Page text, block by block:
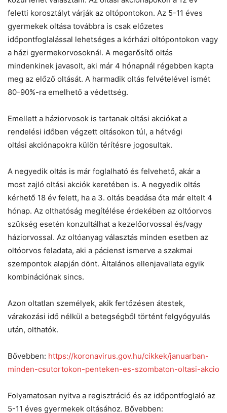
feletti korosztályt várják az oltópontokon. Az 5-11 éves
gyermekek oltása továbbra is csak előzetes
időpontfoglalással lehetséges a kórházi oltópontokon vagy
a házi gyermekorvosoknál. A megerősítő oltás
mindenkinek javasolt, aki már 4 hónapnál régebben kapta
meg az előző oltását. A harmadik oltás felvételével ismét
80-90%-ra emelhető a védettség.
Emellett a háziorvosok is tartanak oltási akciókat a
rendelési időben végzett oltásokon túl, a hétvégi
oltási akciónapokra külön térítésre jogosultak.
A negyedik oltás is már foglalható és felvehető, akár a
most zajló oltási akciók keretében is. A negyedik oltás
kérhető 18 év felett, ha a 3. oltás beadása óta már eltelt 4
hónap. Az olthatóság megítélése érdekében az oltóorvos
szükség esetén konzultálhat a kezelőorvossal és/vagy
háziorvossal. Az oltóanyag választás minden esetben az
oltóorvos feladata, aki a pácienst ismerve a szakmai
szempontok alapján dönt. Általános ellenjavallata egyik
kombinációnak sincs.
Azon oltatlan személyek, akik fertőzésen átestek,
várakozási idő nélkül a betegségből történt felgyógyulás
után, olthatók.
Bővebben: https://koronavirus.gov.hu/cikkek/januarban-
minden-csutortokon-penteken-es-szombaton-oltasi-akcio
Folyamatosan nyitva a regisztráció és az időpontfoglaló az
5-11 éves gyermekek oltásához. Bővebben: